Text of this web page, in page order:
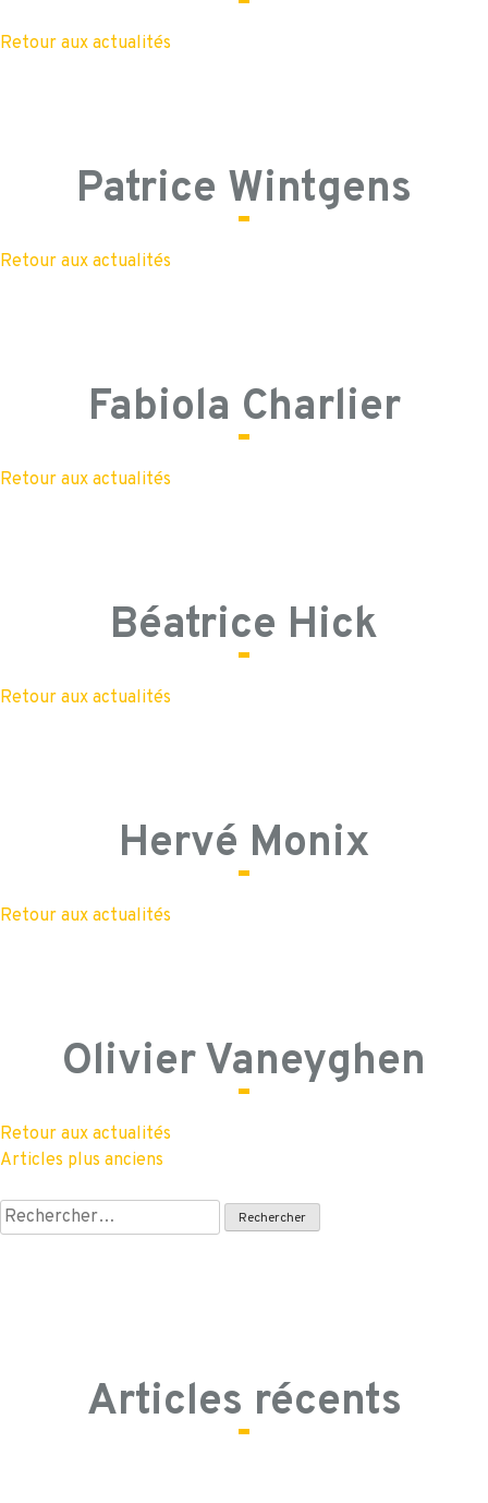
Retour aux actualités
Patrice Wintgens
Retour aux actualités
Fabiola Charlier
Retour aux actualités
Béatrice Hick
Retour aux actualités
Hervé Monix
Retour aux actualités
Olivier Vaneyghen
Retour aux actualités
Navigation
des
Articles plus anciens
Rechercher :
Articles récents